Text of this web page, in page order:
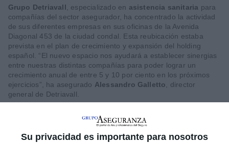
Su privacidad es importante para nosotros
Grupo Detriavall , especializado en asistencia sanitaria para
compañías del sector asegurador, ha concentrado la actividad
de sus diferentes empresas en sus oficinas de la Avenida
Diagonal 453 de la ciudad condal. Esta reubicación estaba
prevista en el plan de crecimiento y expansión del holding
español. “El nuevo espacio nos ayudará a establecer sinergias
entre nuestras distintas compañías para poder lograr un
crecimiento anual de entre 5 y 10 por ciento en los próximos
ejercicios”, ha asegurado Alessandro Galletto , director
general de Detriavall.